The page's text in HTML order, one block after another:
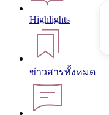
Highlights
ข่าวสารทั้งหมด